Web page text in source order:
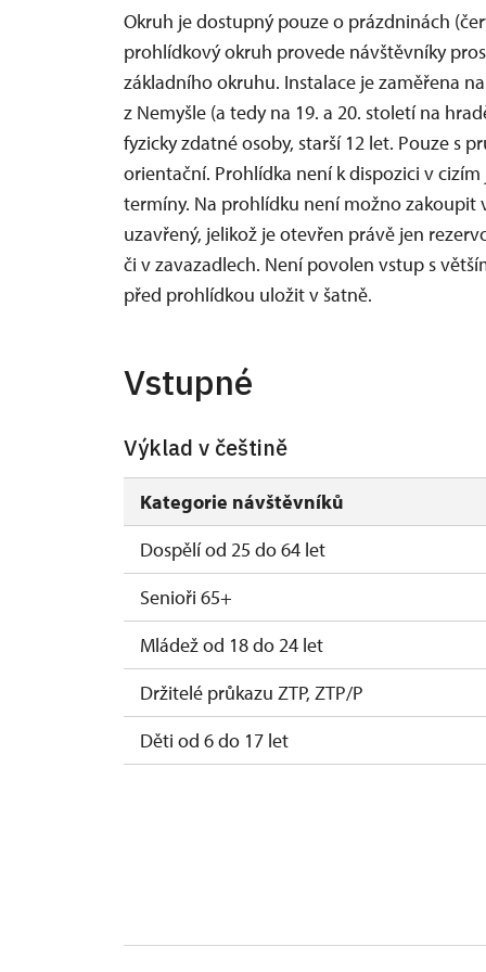
Okruh je dostupný pouze o prázdninách
prohlídkový okruh provede návštěvníky
základního okruhu. Instalace je zaměřena
z Nemyšle (a tedy na 19. a 20. století na
fyzicky zdatné osoby, starší 12 let. Pouze s
orientační. Prohlídka není k dispozici v
termíny. Na prohlídku není možno zakoupit
uzavřený, jelikož je otevřen právě jen
či v zavazadlech. Není povolen vstup s
před prohlídkou uložit v šatně.
Vstupné
Výklad v češtině
Kategorie návštěvníků
Dospělí od 25 do 64 let
Senioři 65+
Mládež od 18 do 24 let
Držitelé průkazu ZTP, ZTP/P
Děti od 6 do 17 let